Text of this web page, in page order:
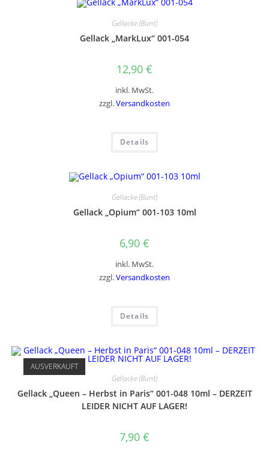
Gellacke (Bunt)
Gellack „MarkLux“ 001-054
12,90 €
inkl. MwSt.
zzgl.Versandkosten
Details
Gellacke (Bunt)
Gellack „Opium“ 001-103 10ml
6,90 €
inkl. MwSt.
zzgl.Versandkosten
Details
AUSVERKAUFT
Gellacke (Bunt)
Gellack „Queen – Herbst in Paris“ 001-048 10ml – DERZEIT
LEIDER NICHT AUF LAGER!
7,90 €